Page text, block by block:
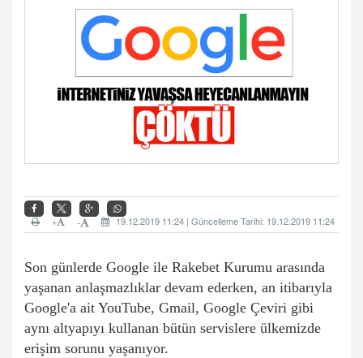
19.12.2019 11:24 | Güncelleme Tarihi: 19.12.2019 11:24
-
+
Son günlerde Google ile Rakebet Kurumu arasında
yaşanan anlaşmazlıklar devam ederken, an itibarıyla
Google'a ait YouTube, Gmail, Google Çeviri gibi
aynı altyapıyı kullanan bütün servislere ülkemizde
erişim sorunu yaşanıyor.